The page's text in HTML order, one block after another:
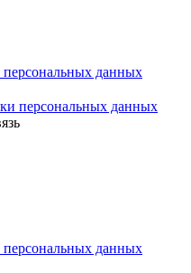
персональных данных
персональных данных
персональных данных